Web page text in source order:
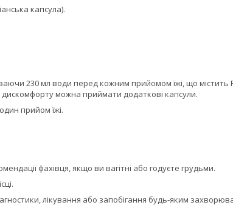
капсула).
230 мл води перед кожним прийомом їжі, що
дискомфорту можна приймати додаткові капсули.
прийом їжі.
фахівця, якщо ви вагітні або годуєте грудьми.
лікування або запобігання будь-яким